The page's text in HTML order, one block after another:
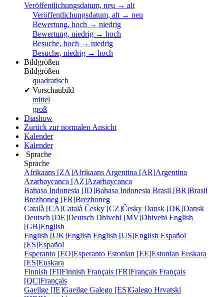
Veröffentlichungsdatum, neu → alt
Veröffentlichungsdatum, alt → neu
Bewertung, hoch → niedrig
Bewertung, niedrig → hoch
Besuche, hoch → niedrig
Besuche, niedrig → hoch
Bildgrößen
Bildgrößen
quadratisch
✔ Vorschaubild
mittel
groß
Diashow
Zurück zur normalen Ansicht
Kalender
Kalender
Sprache
Sprache
Afrikaans [ZA]Afrikaans Argentina [AR]Argentina
Azərbaycanca [AZ]Azərbaycanca
Bahasa Indonesia [ID]Bahasa Indonesia Brasil [BR]Brasil
Brezhoneg [FR]Brezhoneg
Català [CA]Català Česky [CZ]Česky Dansk [DK]Dansk
Deutsch [DE]Deutsch Dhivehi [MV]Dhivehi English
[GB]English
English [UK]English English [US]English Español
[ES]Español
Esperanto [EO]Esperanto Estonian [EE]Estonian Euskara
[ES]Euskara
Finnish [FI]Finnish Français [FR]Français Français
[QC]Français
Gaeilge [IE]Gaeilge Galego [ES]Galego Hrvatski